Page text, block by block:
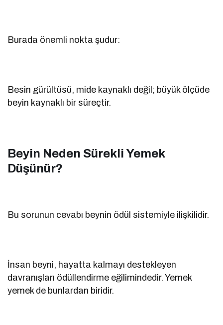
Burada önemli nokta şudur:
Besin gürültüsü, mide kaynaklı değil; büyük ölçüde
beyin kaynaklı bir süreçtir.
Beyin Neden Sürekli Yemek
Düşünür?
Bu sorunun cevabı beynin ödül sistemiyle ilişkilidir.
İnsan beyni, hayatta kalmayı destekleyen
davranışları ödüllendirme eğilimindedir. Yemek
yemek de bunlardan biridir.